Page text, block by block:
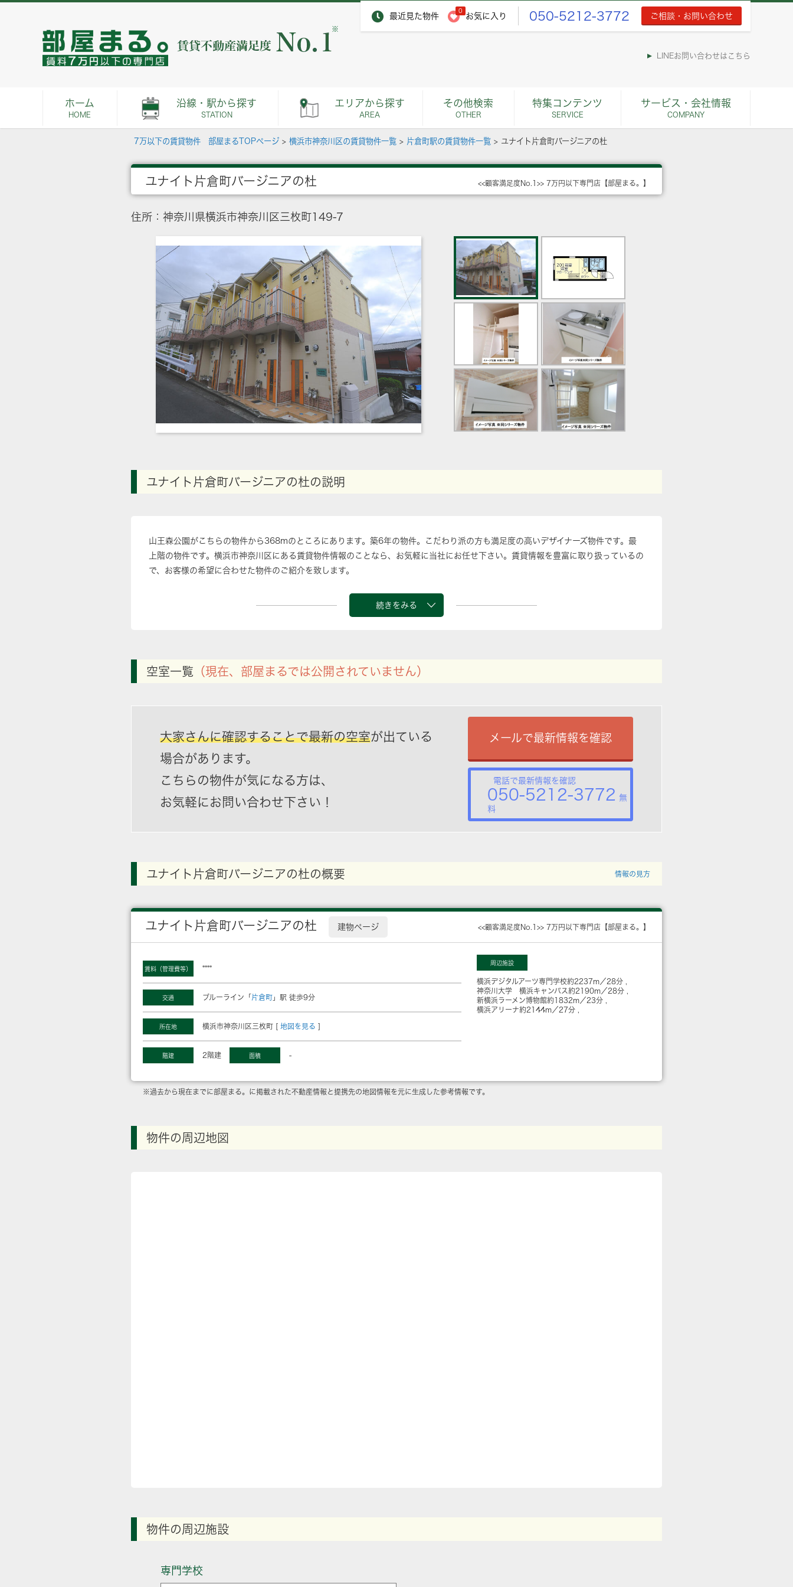
最近見た物件
0
お気に入り 050-5212-3772 ご相談・お問い合わせ
※
LINEお問い合わせはこちら
ホーム
HOME
沿線・駅から探す
STATION
エリアから探す
AREA
その他検索
OTHER
特集コンテンツ
SERVICE
サービス・会社情報
COMPANY
7万以下の賃貸物件 部屋まるTOPページ > 横浜市神奈川区の賃貸物件一覧 > 片倉町駅の賃貸物件一覧 > ユナイト片倉町バージニアの杜
ユナイト片倉町バージニアの杜 <<顧客満足度No.1>> 7万円以下専門店【部屋まる。】
住所：神奈川県横浜市神奈川区三枚町149-7
ユナイト片倉町バージニアの杜の説明
山王森公園がこちらの物件から368mのところにあります。築6年の物件。こだわり派の方も満足度の高いデザイナーズ物件です。最
上階の物件です。横浜市神奈川区にある賃貸物件情報のことなら、お気軽に当社にお任せ下さい。賃貸情報を豊富に取り扱っているの
で、お客様の希望に合わせた物件のご紹介を致します。
続きをみる
空室一覧 （現在、部屋まるでは公開されていません）
大家さんに確認することで最新の空室が出ている
場合があります。
こちらの物件が気になる方は、
お気軽にお問い合わせ下さい！
メールで最新情報を確認
電話で最新情報を確認
050-5212-3772 無
料
ユナイト片倉町バージニアの杜の概要 情報の見方
ユナイト片倉町バージニアの杜 建物ページ <<顧客満足度No.1>> 7万円以下専門店【部屋まる。】
賃料（管理費等） ****
交通 ブルーライン「 片倉町 」駅 徒歩9分
所在地 横浜市神奈川区三枚町 [ 地図を見る ]
階建 2階建 面積 -
周辺施設
横浜デジタルアーツ専門学校約2237m／28分
神奈川大学 横浜キャンパス約2190m／28分
新横浜ラーメン博物館約1832m／23分
横浜アリーナ約2144m／27分
※過去から現在までに部屋まる。に掲載された不動産情報と提携先の地図情報を元に生成した参考情報です。
物件の周辺地図
物件の周辺施設
専門学校